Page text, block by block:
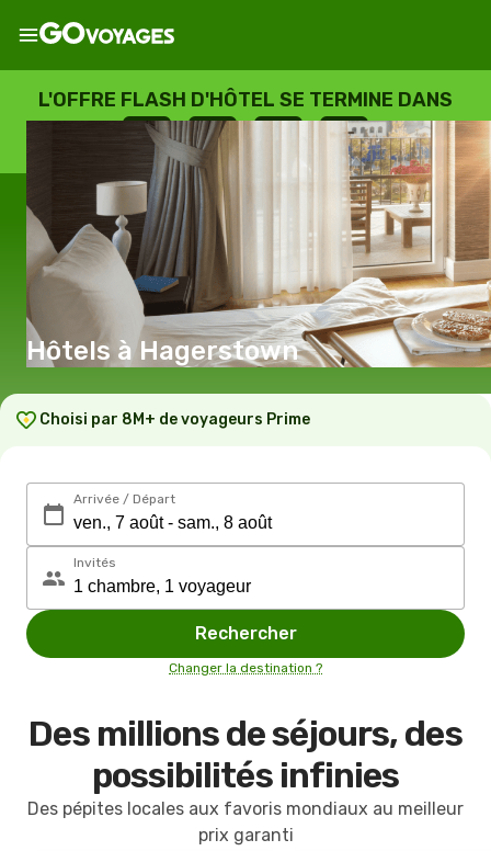
L'OFFRE FLASH D'HÔTEL SE TERMINE DANS
--
JOURS
: --
HEURES
: --
SECONDES
Hôtels à Hagerstown
Choisi par 8M+ de voyageurs Prime
Arrivée / Départ
Invités
Rechercher
Changer la destination ?
Des millions de séjours, des
possibilités infinies
Des pépites locales aux favoris mondiaux au meilleur
prix garanti